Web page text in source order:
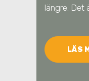
längre. Det
LÄS